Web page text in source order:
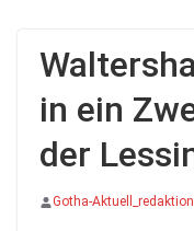
in ein
der
Gotha-Aktuell_redaktion